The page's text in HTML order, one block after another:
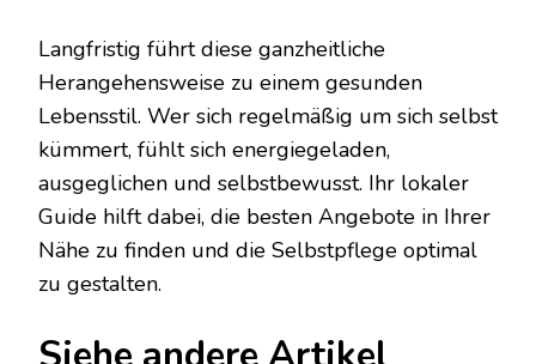
Langfristig führt diese ganzheitliche
Herangehensweise zu einem gesunden
Lebensstil. Wer sich regelmäßig um sich selbst
kümmert, fühlt sich energiegeladen,
ausgeglichen und selbstbewusst. Ihr lokaler
Guide hilft dabei, die besten Angebote in Ihrer
Nähe zu finden und die Selbstpflege optimal
zu gestalten.